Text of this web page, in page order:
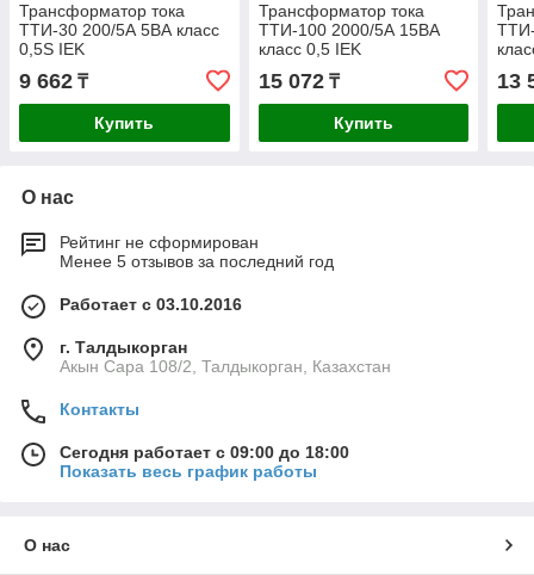
Трансформатор тока
ТТИ-30 200/5А 5ВА класс
0,5S IEK
9 662 ₸
Купить
Трансформатор тока
ТТИ-100 2000/5А 15ВА
класс 0,5 IEK
15 072₸
Купить
13
О нас
Рейтинг не сформирован
Менее 5 отзывов за последний год
Работает с 03.10.2016
г. Талдыкорган
Акын Сара 108/2, Талдыкорган, Казахстан
Контакты
Сегодня работает с 09:00 до 18:00
Показать весь график работы
О нас